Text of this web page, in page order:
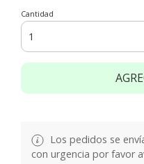
Cantidad
Los pedidos se
con urgencia por favor